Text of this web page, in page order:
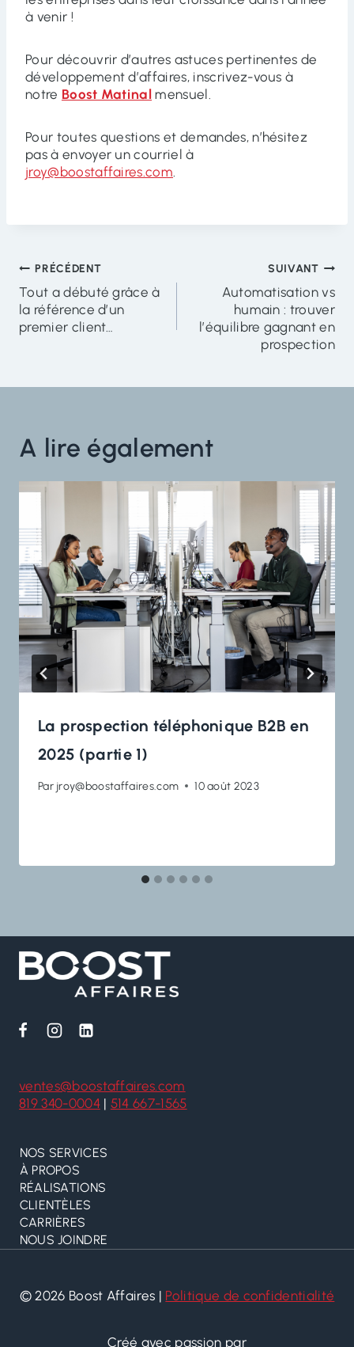
à venir !
Pour découvrir d’autres astuces pertinentes de
développement d’affaires, inscrivez-vous à
notre Boost Matinal mensuel.
Pour toutes questions et demandes, n’hésitez
pas à envoyer un courriel à
jroy@boostaffaires.com.
Navigation
de
l'article
PRÉCÉDENT
Tout a débuté grâce à
la référence d’un
premier client…
SUIVANT
Automatisation vs
humain : trouver
l’équilibre gagnant en
prospection
A lire également
La prospection téléphonique B2B en
2025 (partie 1)
Par jroy@boostaffaires.com 10 août 2023
ventes@boostaffaires.com
819 340-0004| 514 667-1565
NOS SERVICES
À PROPOS
RÉALISATIONS
CLIENTÈLES
CARRIÈRES
NOUS JOINDRE
© 2026 Boost Affaires | Politique de confidentialité
Créé avec passion par